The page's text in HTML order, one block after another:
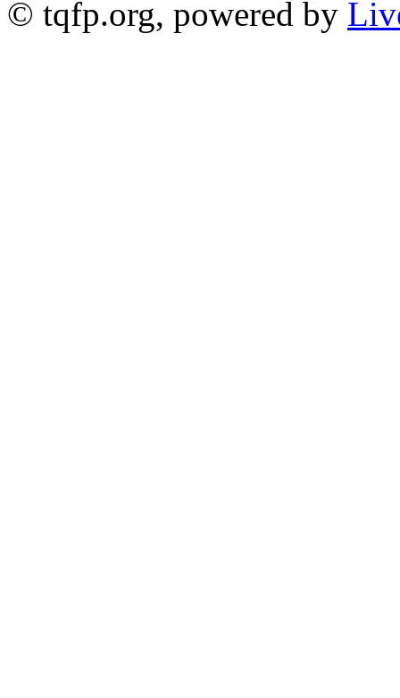
© tqfp.org, powered by